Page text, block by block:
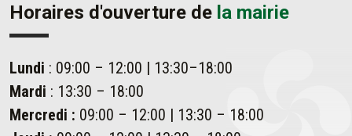
Horaires d'ouverture de la mairie
Lundi : 09:00 – 12:00 | 13:30–18:00
Mardi : 13:30 – 18:00
Mercredi : 09:00 – 12:00 | 13:30 – 18:00